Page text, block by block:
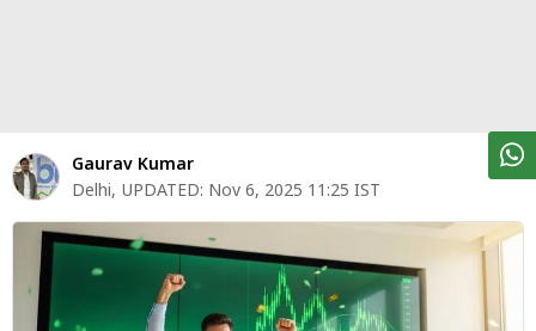
शेयर
बाज़ार
ट्रेंडिंग
बिजनेस
न्यूज
Gaurav Kumar
Delhi, UPDATED: Nov 6, 2025 11:25 IST